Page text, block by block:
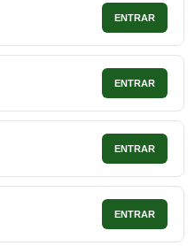
ENTRAR
ENTRAR
ENTRAR
ENTRAR